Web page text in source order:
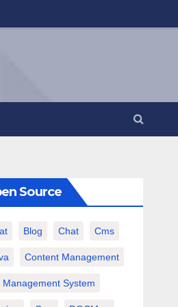
Source
Blog Chat Cms
Content Management
Management System